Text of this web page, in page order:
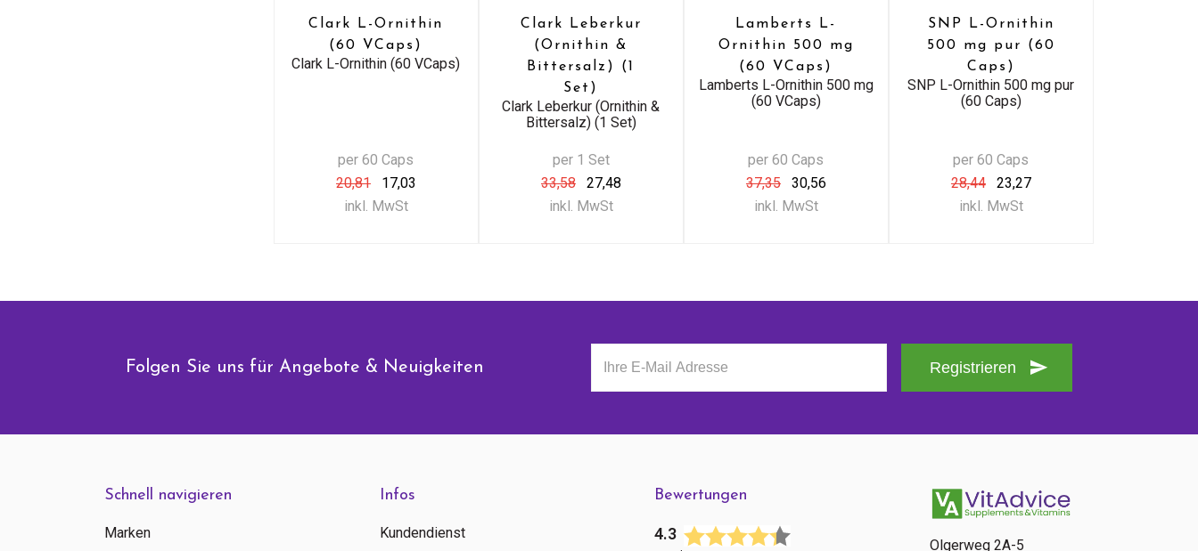
Clark L-Ornithin
(60 VCaps)
Clark L-Ornithin (60 VCaps)
per 60 Caps
20,81
17,03
inkl. MwSt
Clark Leberkur
(Ornithin &
Bittersalz) (1
Set)
Clark Leberkur (Ornithin &
Bittersalz) (1 Set)
per 1 Set
33,58
27,48
inkl. MwSt
Lamberts L-
Ornithin 500 mg
(60 VCaps)
Lamberts L-Ornithin 500 mg
(60 VCaps)
per 60 Caps
37,35
30,56
inkl. MwSt
SNP L-Ornithin
500 mg pur (60
Caps)
SNP L-Ornithin 500 mg pur
(60 Caps)
per 60 Caps
28,44
23,27
inkl. MwSt
Folgen Sie uns für Angebote & Neuigkeiten Registrieren
Schnell navigieren
Marken
Infos
Kundendienst
Bewertungen
4.3
Olgerweg 2A-5